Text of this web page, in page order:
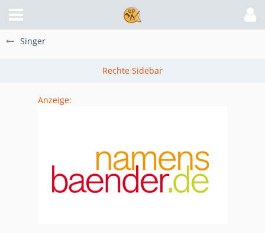
Singer
Anzeige: